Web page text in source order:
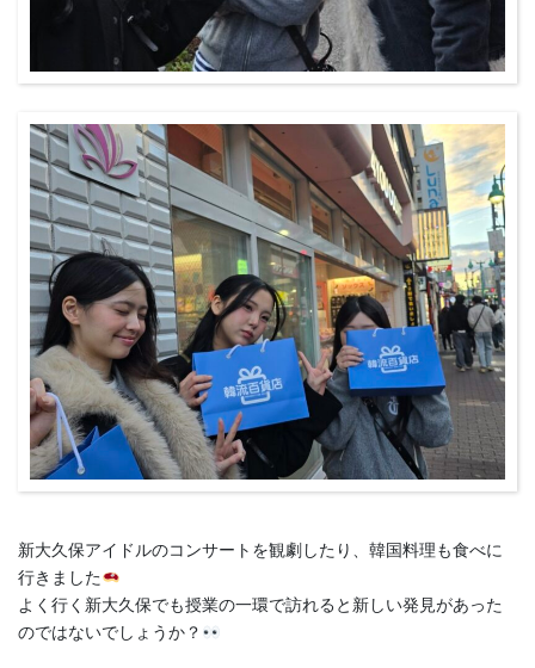
新大久保アイドルのコンサートを観劇したり、韓国料理も食べに
行きました
よく行く新大久保でも授業の一環で訪れると新しい発見があった
のではないでしょうか？